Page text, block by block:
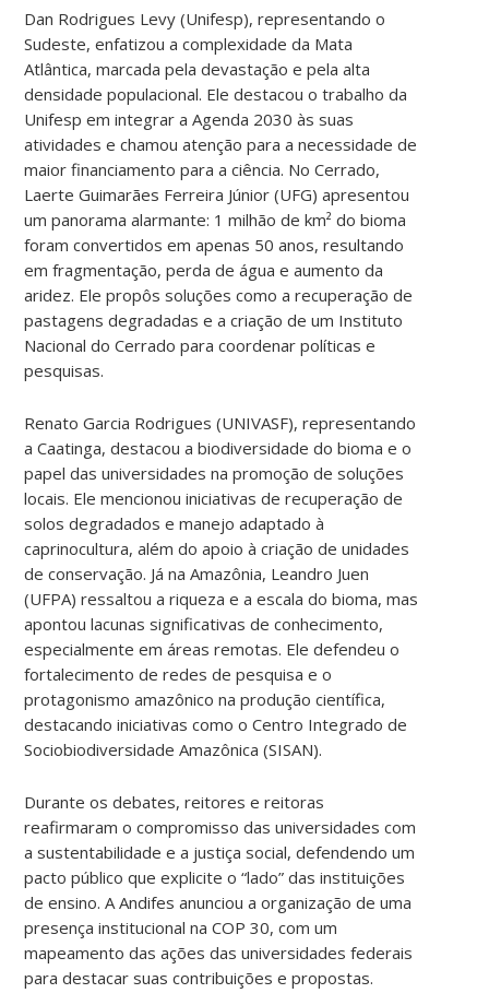
Dan Rodrigues Levy (Unifesp), representando o
Sudeste, enfatizou a complexidade da Mata
Atlântica, marcada pela devastação e pela alta
densidade populacional. Ele destacou o trabalho da
Unifesp em integrar a Agenda 2030 às suas
atividades e chamou atenção para a necessidade de
maior financiamento para a ciência. No Cerrado,
Laerte Guimarães Ferreira Júnior (UFG) apresentou
um panorama alarmante: 1 milhão de km² do bioma
foram convertidos em apenas 50 anos, resultando
em fragmentação, perda de água e aumento da
aridez. Ele propôs soluções como a recuperação de
pastagens degradadas e a criação de um Instituto
Nacional do Cerrado para coordenar políticas e
pesquisas.
Renato Garcia Rodrigues (UNIVASF), representando
a Caatinga, destacou a biodiversidade do bioma e o
papel das universidades na promoção de soluções
locais. Ele mencionou iniciativas de recuperação de
solos degradados e manejo adaptado à
caprinocultura, além do apoio à criação de unidades
de conservação. Já na Amazônia, Leandro Juen
(UFPA) ressaltou a riqueza e a escala do bioma, mas
apontou lacunas significativas de conhecimento,
especialmente em áreas remotas. Ele defendeu o
fortalecimento de redes de pesquisa e o
protagonismo amazônico na produção científica,
destacando iniciativas como o Centro Integrado de
Sociobiodiversidade Amazônica (SISAN).
Durante os debates, reitores e reitoras
reafirmaram o compromisso das universidades com
a sustentabilidade e a justiça social, defendendo um
pacto público que explicite o “lado” das instituições
de ensino. A Andifes anunciou a organização de uma
presença institucional na COP 30, com um
mapeamento das ações das universidades federais
para destacar suas contribuições e propostas.